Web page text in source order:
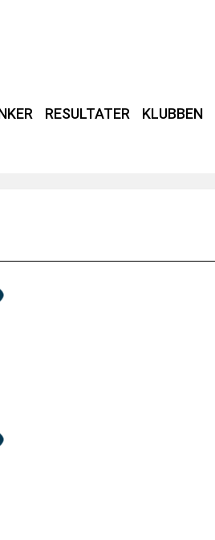
RESULTATER KLUBBEN